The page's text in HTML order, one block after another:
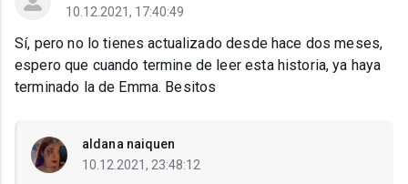
10.12.2021, 17:40:49
Sí, pero no lo tienes actualizado desde hace dos meses,
espero que cuando termine de leer esta historia, ya haya
terminado la de Emma. Besitos
aldana naiquen
10.12.2021, 23:48:12